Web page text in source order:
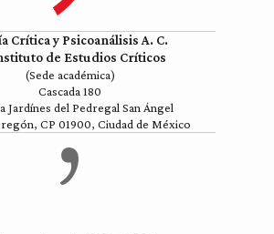
Crítica y Psicoanálisis A. C.
de Estudios Críticos
(Sede académica)
Cascada 180
Jardínes del Pedregal San Ángel
CP 01900, Ciudad de México